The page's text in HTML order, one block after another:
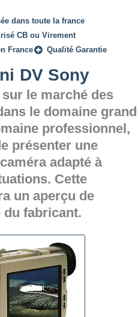
dans toute la france
CB ou Virement
France
Qualité Garantie
DV Sony
le marché des
le domaine grand
professionnel,
présenter une
adapté à
Cette
un aperçu de
du fabricant.